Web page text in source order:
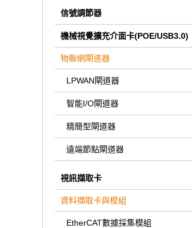
信號調節器
機械視覺擴充介面卡(POE/USB3.0)
物聯網閘道器
LPWAN閘道器
智能I/O閘道器
精簡型閘道器
遠端節點閘道器
視訊擷取卡
資料擷取卡與模組
EtherCAT數據採集模組